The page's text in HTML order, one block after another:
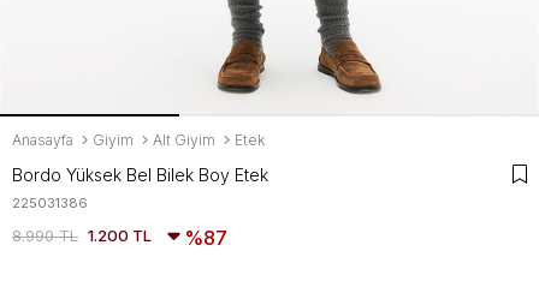
Anasayfa Giyim Alt Giyim Etek
Bordo Yüksek Bel Bilek Boy Etek
225031386
8.990 TL 1.200 TL 87